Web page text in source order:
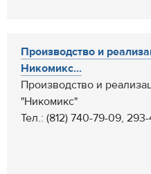
Производство и
Никомикс...
Производство и
"Никомикс"
Тел.: (812) 740-79-09,